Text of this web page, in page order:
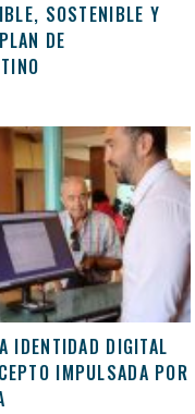
SOSTENIBLE Y
DE
IDENTIDAD DIGITAL
IMPULSADA POR